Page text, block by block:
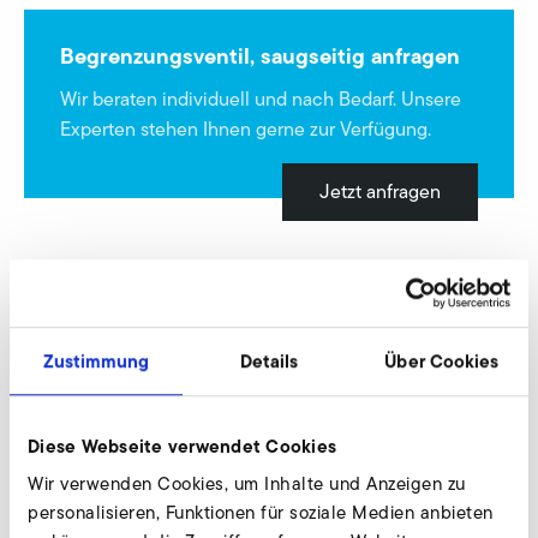
Zustimmung Details Über Cookies
Diese Webseite verwendet Cookies
Wir verwenden Cookies, um Inhalte und Anzeigen zu
personalisieren, Funktionen für soziale Medien anbieten
Begrenzungsventil, saugseitig anfragen
Wir beraten individuell und nach Bedarf. Unsere
Experten stehen Ihnen gerne zur Verfügung.
Jetzt anfragen